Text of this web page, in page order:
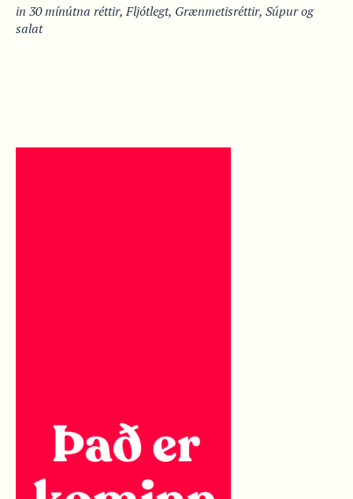
in 30 mínútna réttir,Fljótlegt, Grænmetisréttir, Súpur og
salat